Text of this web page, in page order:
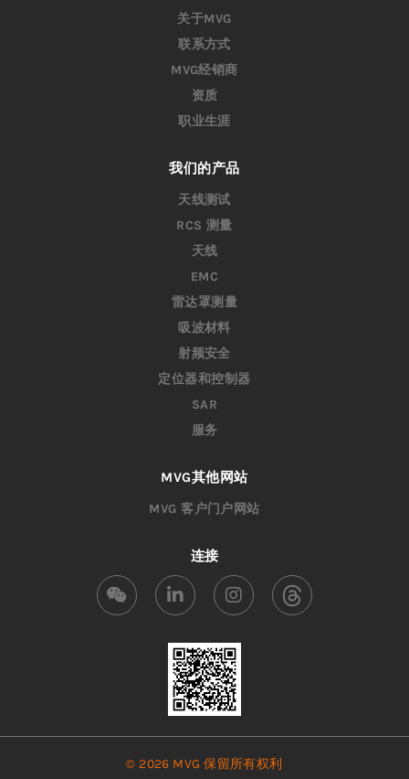
关于MVG
联系方式
MVG经销商
资质
职业生涯
我们的产品
天线测试
RCS 测量
天线
EMC
雷达罩测量
吸波材料
射频安全
定位器和控制器
SAR
服务
MVG其他网站
MVG 客户门户网站
连接
© 2026 MVG 保留所有权利